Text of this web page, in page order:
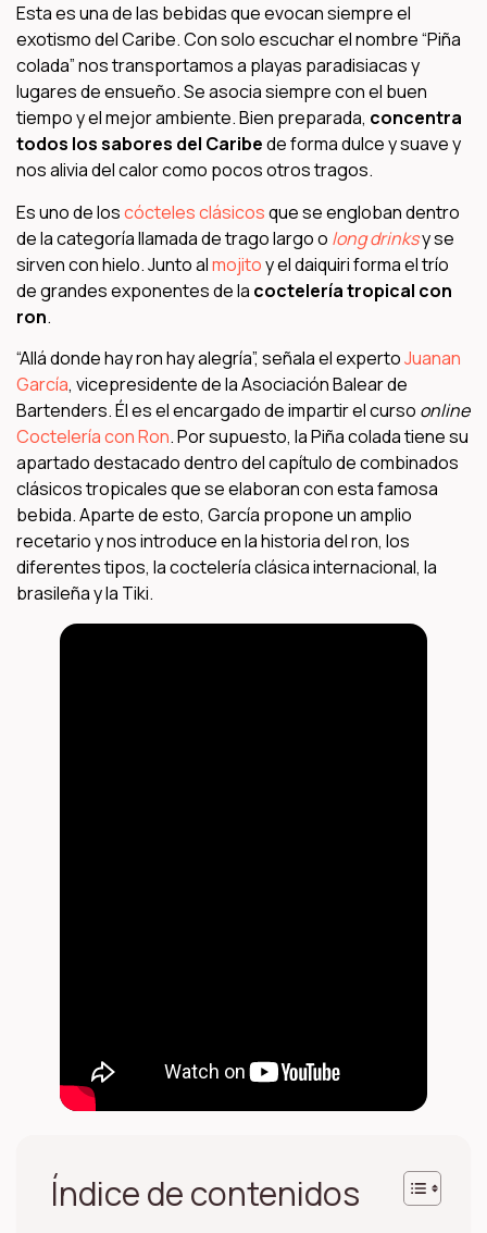
Esta es una de las bebidas que evocan siempre el
exotismo del Caribe. Con solo escuchar el nombre “Piña
colada” nos transportamos a playas paradisiacas y
lugares de ensueño. Se asocia siempre con el buen
tiempo y el mejor ambiente. Bien preparada, concentra
todos los sabores del Caribede forma dulce y suave y
nos alivia del calor como pocos otros tragos.
Es uno de loscócteles clásicosque se engloban dentro
de la categoría llamada de trago largo o long drinksy se
sirven con hielo. Junto almojitoy el daiquiri forma el trío
de grandes exponentes de la coctelería tropical con
ron.
“Allá donde hay ron hay alegría”, señala el expertoJuanan
García, vicepresidente de la Asociación Balear de
Bartenders. Él es el encargado de impartir el curso online
Coctelería con Ron. Por supuesto, la Piña colada tiene su
apartado destacado dentro del capítulo de combinados
clásicos tropicales que se elaboran con esta famosa
bebida. Aparte de esto, García propone un amplio
recetario y nos introduce en la historia del ron, los
diferentes tipos, la coctelería clásica internacional, la
brasileña y la Tiki.
Índice de contenidos